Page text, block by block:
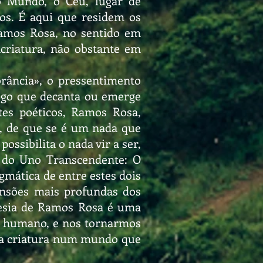
É aqui que residem os
Rosa, no sentido em
não obstante em
o pressentimento
que decanta ou emerge
poéticos, Ramos Rosa,
que se é um nada que
o nada vir a ser,
Uno Transcendente: O
de entre estes dois
mais profundas dos
de Ramos Rosa é uma
e nos tornarmos
criatura num mundo que